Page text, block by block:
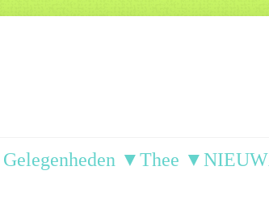
Gelegenheden ▼Thee ▼NIEUW